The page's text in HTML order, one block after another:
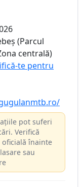
(Parcul
centrală)
te pentru
pot suferi
Verifică
oficială înainte
sau